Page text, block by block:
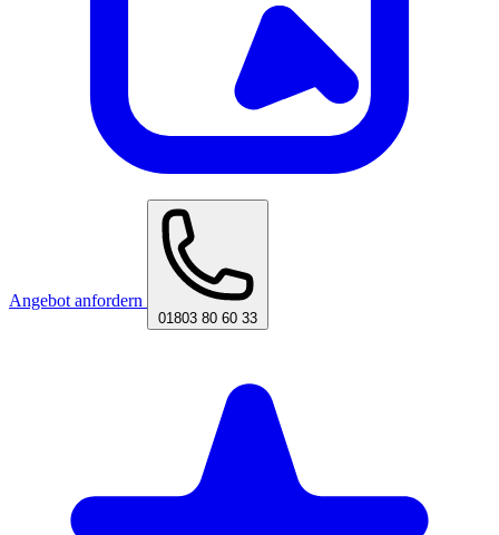
Angebot anfordern
01803 80 60 33